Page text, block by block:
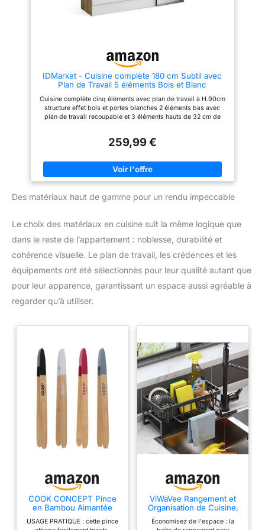
IDMarket - Cuisine complète 180 cm Subtil avec
Plan de Travail 5 éléments Bois et Blanc
Cuisine complète cinq éléments avec plan de travail à H.90cm
structure effet bois et portes blanches 2 éléments bas avec
plan de travail recoupable et 3 éléments hauts de 32 cm de
éléments et façades en PB 15 mm - Plan de travail de 2.5 cm
éléments hauts de 32 cm de profondeur + plan de travail
259,99 €
Des matériaux haut de gamme pour un rendu impeccable
Le choix des matériaux en cuisine suit la même logique que
dans le reste de l’appartement : noblesse, durabilité et
cohérence visuelle. Le plan de travail, les crédences et les
équipements ont été sélectionnés pour leur qualité autant que
pour leur apparence, garantissant un espace aussi agréable à
regarder qu’à utiliser.
COOK CONCEPT Pince
en Bambou Aimantée
Cuisine Marron
USAGE PRATIQUE : cette pince
ViWaVee Rangement et
Organisation de Cuisine,
Organisateur d'évier en
avec bac d'écoulement
Économisez de l'espace : la